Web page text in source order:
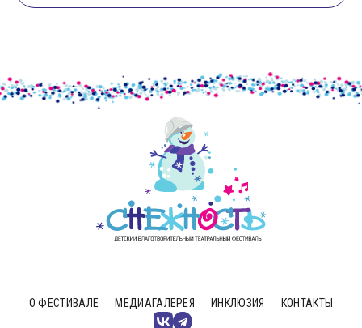
О ФЕСТИВАЛЕ МЕДИАГАЛЕРЕЯ ИНКЛЮЗИЯ КОНТАКТЫ